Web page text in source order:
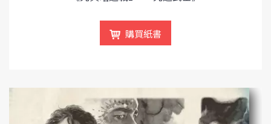
購買紙書